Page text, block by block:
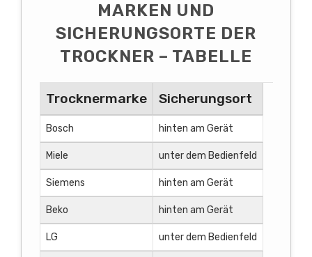
MARKEN UND
SICHERUNGSORTE DER
TROCKNER – TABELLE
Trocknermarke Sicherungsort
Bosch hinten am Gerät
Miele unter dem Bedienfeld
Siemens hinten am Gerät
Beko hinten am Gerät
LG unter dem Bedienfeld